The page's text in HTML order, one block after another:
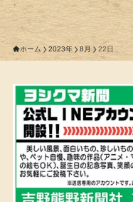
ホーム 2023年 8月 22日